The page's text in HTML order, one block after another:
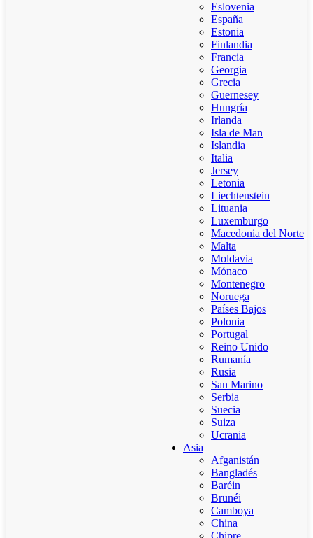
Eslovenia
España
Estonia
Finlandia
Francia
Georgia
Grecia
Guernesey
Hungría
Irlanda
Isla de Man
Islandia
Italia
Jersey
Letonia
Liechtenstein
Lituania
Luxemburgo
Macedonia del Norte
Malta
Moldavia
Mónaco
Montenegro
Noruega
Países Bajos
Polonia
Portugal
Reino Unido
Rumanía
Rusia
San Marino
Serbia
Suecia
Suiza
Ucrania
Asia
Afganistán
Bangladés
Baréin
Brunéi
Camboya
China
Chipre